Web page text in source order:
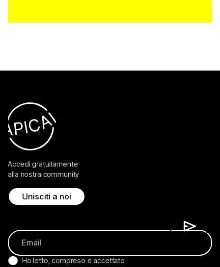
Accedi gratuitamente
alla nostra community
Unisciti a noi
Ho letto, compreso e accettato